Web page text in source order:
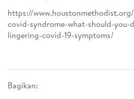
Bagikan:
https://
covid-syndrome-what-should-you-
lingering-covid-19-symptoms/